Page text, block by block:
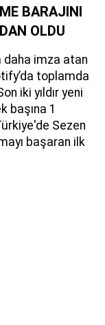
BARAJINI
OLDU
daha imza atan
toplamda
iki yıldır yeni
başına 1
Sezen
başaran ilk